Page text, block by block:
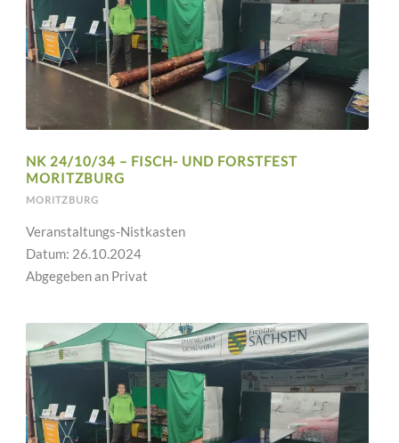
NK 24/10/34 – FISCH- UND FORSTFEST
MORITZBURG
MORITZBURG
Veranstaltungs-Nistkasten
Datum: 26.10.2024
Abgegeben an Privat